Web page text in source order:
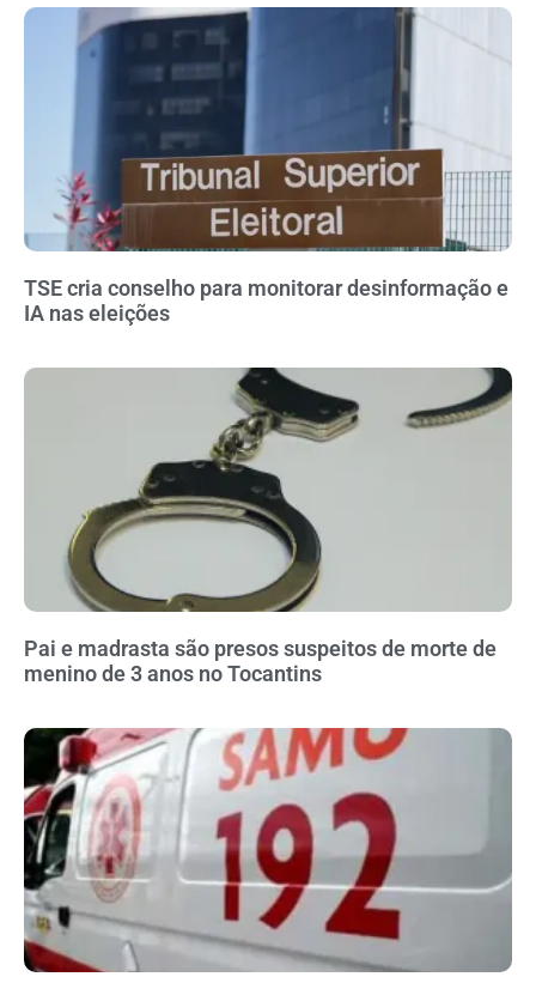
TSE cria conselho para monitorar desinformação e
IA nas eleições
Pai e madrasta são presos suspeitos de morte de
menino de 3 anos no Tocantins